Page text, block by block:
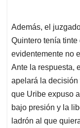
Además, el
Quintero tenía
evidentemente no
Ante la respuesta,
apelará la
que Uribe expuso
bajo presión y la
ladrón al que